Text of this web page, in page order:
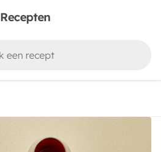
Recepten